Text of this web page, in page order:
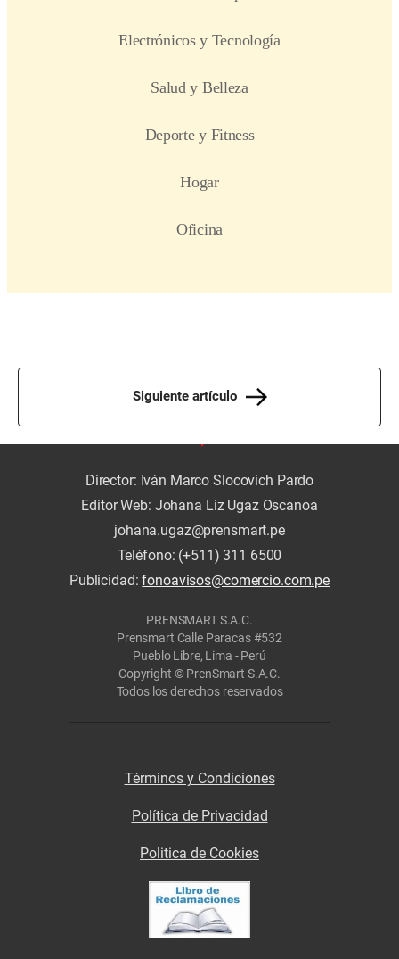
Siguiente artículo
Director: Iván Marco Slocovich Pardo
Editor Web: Johana Liz Ugaz Oscanoa
johana.ugaz@prensmart.pe
Teléfono: (+511) 311 6500
Publicidad:fonoavisos@comercio.com.pe
PRENSMART S.A.C.
Prensmart Calle Paracas #532
Pueblo Libre, Lima - Perú
Copyright © PrenSmart S.A.C.
Todos los derechos reservados
Términos y Condiciones
Política de Privacidad
Politica de Cookies